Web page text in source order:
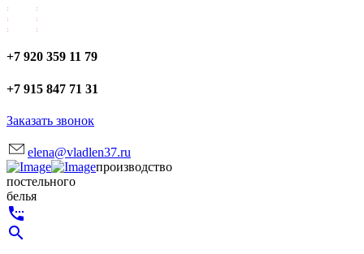
+7 920 359 11 79
+7 915 847 71 31
Заказать звонок
elena@vladlen37.ru
производство
постельного
белья
settings_phone
search